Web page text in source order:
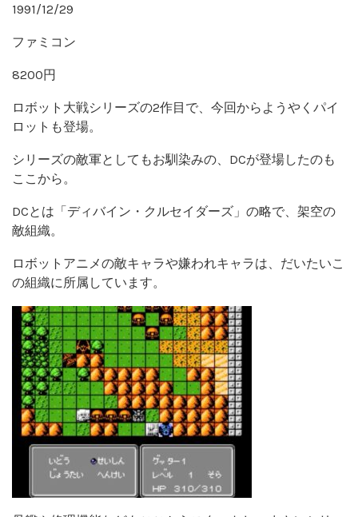
1991/12/29
ファミコン
8200円
ロボット大戦シリーズの2作目で、今回からようやくパイ
ロットも登場。
シリーズの敵軍としてもお馴染みの、DCが登場したのも
ここから。
DCとは「ディバイン・クルセイダーズ」の略で、架空の
敵組織。
ロボットアニメの敵キャラや嫌われキャラは、だいたいこ
の組織に所属しています。